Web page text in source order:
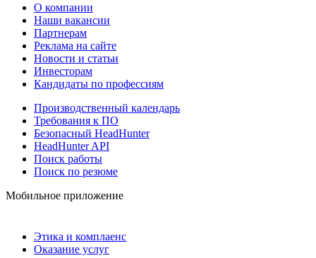
О компании
Наши вакансии
Партнерам
Реклама на сайте
Новости и статьи
Инвесторам
Кандидаты по профессиям
Производственный календарь
Требования к ПО
Безопасный HeadHunter
HeadHunter API
Поиск работы
Поиск по резюме
Мобильное приложение
Этика и комплаенс
Оказание услуг